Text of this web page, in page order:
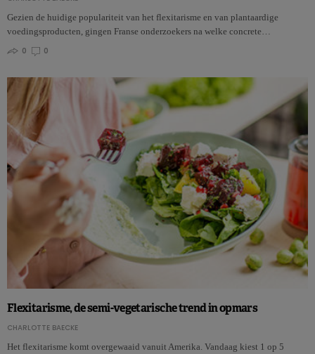
Gezien de huidige populariteit van het flexitarisme en van plantaardige
voedingsproducten, gingen Franse onderzoekers na welke concrete…
0
0
Flexitarisme, de semi-vegetarische trend in opmars
CHARLOTTE BAECKE
Het flexitarisme komt overgewaaid vanuit Amerika. Vandaag kiest 1 op 5